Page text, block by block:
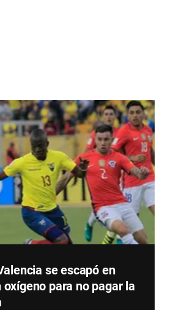
se escapó en
para no pagar la